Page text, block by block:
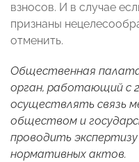
взносов. И в случае
признаны
отменить.
Общественная
орган, работающий с
осуществлять связь
обществом и
проводить
нормативных актов.